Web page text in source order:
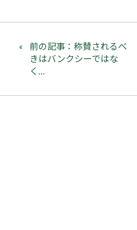
前の記事：称賛されるべ
きはバンクシーではな
く…